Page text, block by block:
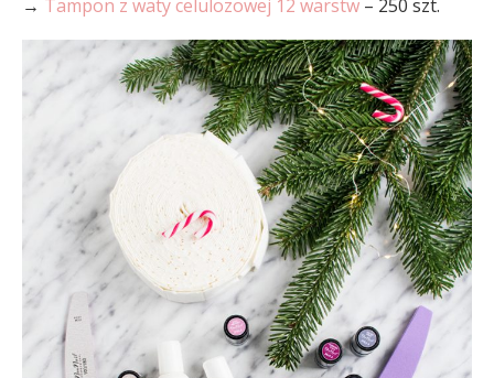
→ Tampon z waty celulozowej 12 warstw – 250 szt.